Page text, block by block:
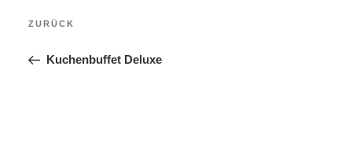
Vorheriger
ZURÜCK
Kuchenbuffet Deluxe